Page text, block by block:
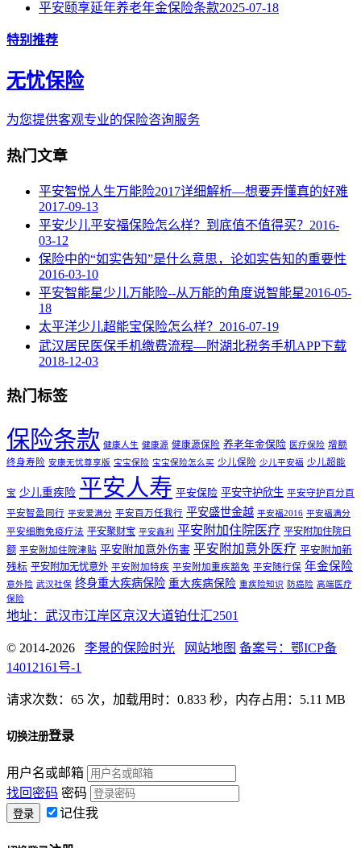
平安颐享延年养老年金保险条款2025-07-18
特别推荐
无忧保险
为您提供客观专业的保险咨询服务
热门文章
平安智悦人生万能险2017详细解析—想要弄懂真的好难
2017-09-13
平安少儿平安福保险怎么样？到底值不值得买？ 2016-
03-12
保险中的“如实告知”是什么意思，论如实告知的重要性
2016-03-10
平安智能星少儿万能险--从万能的角度说智能星2016-05-
18
太平洋少儿超能宝保险怎么样？ 2016-07-19
武汉居民医保手机缴费流程—附湖北税务手机APP下载
2018-12-03
热门标签
保险条款 健康人生 健康源 健康源保险 养老年金保险 医疗保险 增额
终身寿险 安康无忧尊享版 宝宝保险 宝宝保险怎么买 少儿保险 少儿平安福 少儿超能
宝 少儿重疾险 平安人寿 平安保险 平安守护欣生 平安守护百分百
平安智盈同行 平安爱满分 平安百万任我行 平安盛世金越 平安福2016 平安福满分
平安细胞免疫疗法 平安聚财宝 平安鑫利 平安附加住院医疗 平安附加住院日
额 平安附加住院津贴 平安附加意外伤害 平安附加意外医疗 平安附加新
残标 平安附加无忧意外 平安附加特疾 平安附加重疾豁免 平安随行保 年金保险
意外险 武汉社保 终身重大疾病保险 重大疾病保险 重疾险知识 防癌险 高端医疗
保险
地址：武汉市江岸区京汉大道铂仕汇2501
© 2014-2026 李景的保险时光 网站地图 备案号：鄂ICP备
14012161号-1
请求次数：65 次，加载用时：0.833 秒，内存占用：5.11 MB
切换注册登录
用户名或邮箱
找回密码 密码
记住我